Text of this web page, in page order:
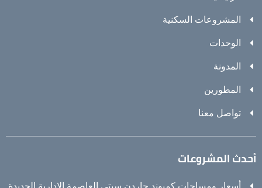
المشروعات السكنية
الوحدات
المدونة
المطورين
تواصل معنا
أحدث المشروعات